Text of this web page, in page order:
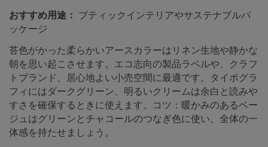
おすすめ用途： ブティックインテリアやサステナブルパ
ッケージ
苔色がかった柔らかいアースカラーはリネン生地や静かな
朝を思い起こさせます。エコ志向の製品ラベルや、クラフ
トブランド、居心地よい小売空間に最適です。タイポグラ
フィにはダークグリーン、明るいクリームは余白と読みや
すさを確保するときに使えます。コツ：暖かみのあるベー
ジュはグリーンとチャコールのつなぎ色に使い、全体の一
体感を持たせましょう。